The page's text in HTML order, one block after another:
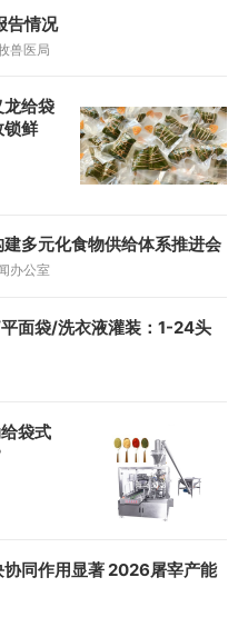
告情况
兽医局
龙给袋
锁鲜
多元化食物供给体系推进会
办公室
面袋/洗衣液灌装：1-24头
袋式
同作用显著 2026屠宰产能